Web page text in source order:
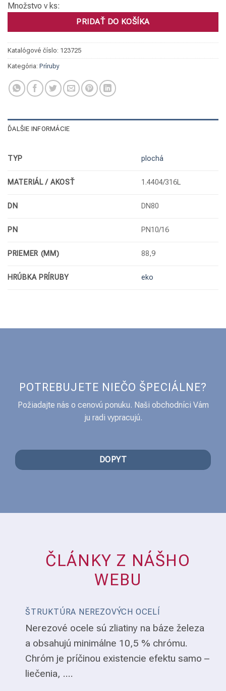
Množstvo v ks:
PRIDAŤ DO KOŠÍKA
Katalógové číslo: 123725
Kategória: Príruby
ĎALŠIE INFORMÁCIE
TYP plochá
MATERIÁL / AKOSŤ 1.4404/316L
DN DN80
PN PN10/16
PRIEMER (MM) 88,9
HRÚBKA PRÍRUBY eko
POTREBUJETE NIEČO ŠPECIÁLNE?
Požiadajte nás o cenovú ponuku. Naši obchodníci Vám
ju radi vypracujú.
DOPYT
ČLÁNKY Z NÁŠHO
WEBU
ŠTRUKTÚRA NEREZOVÝCH OCELÍ
Nerezové ocele sú zliatiny na báze železa
a obsahujú minimálne 10,5 % chrómu.
Chróm je príčinou existencie efektu samo –
liečenia, ....